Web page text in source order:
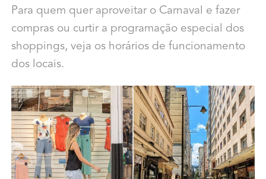
Para quem quer aproveitar o Carnaval e fazer
compras ou curtir a programação especial dos
shoppings, veja os horários de funcionamento
dos locais.